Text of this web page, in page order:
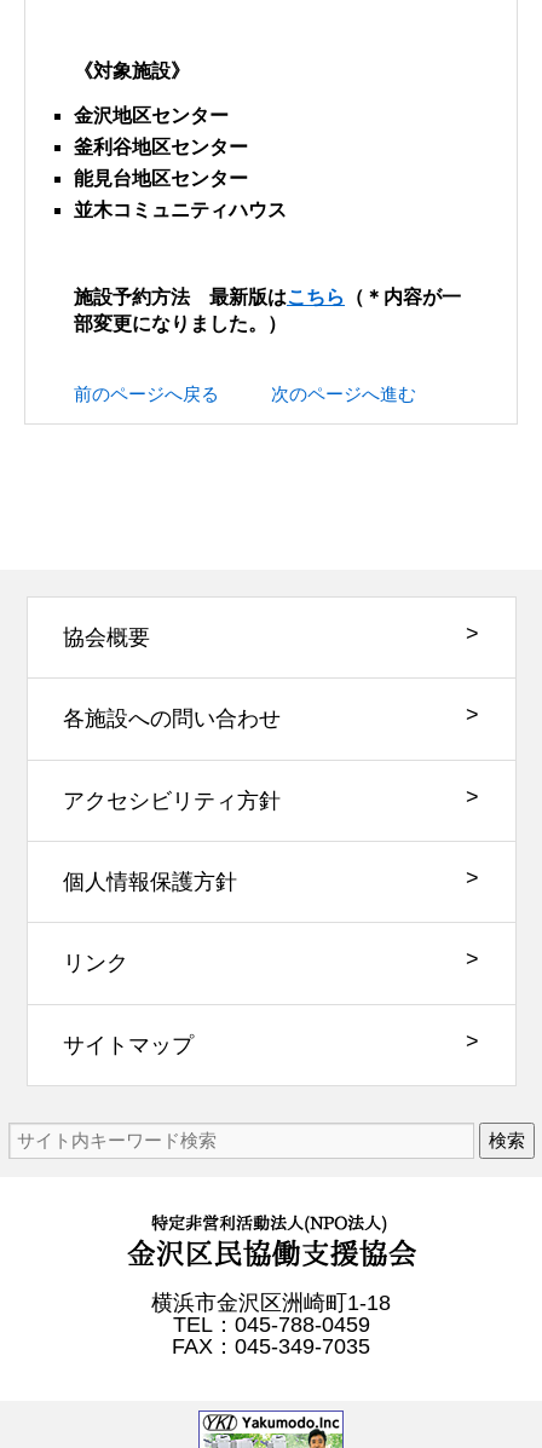
《対象施設》
金沢地区センター
釜利谷地区センター
能見台地区センター
並木コミュニティハウス
施設予約方法 最新版はこちら
（＊内容が一
部変更になりました。）
前のページへ戻る 次のページへ進む
協会概要
各施設への問い合わせ
アクセシビリティ方針
個人情報保護方針
リンク
サイトマップ
検索
横浜市金沢区洲崎町1-18
TEL：045-788-0459
FAX：045-349-7035